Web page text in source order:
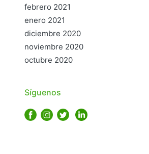
febrero 2021
enero 2021
diciembre 2020
noviembre 2020
octubre 2020
Síguenos